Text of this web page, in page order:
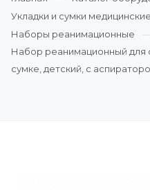
Укладки и сумки медицинские
Наборы реанимационные
Набор реанимационный
сумке, детский, с